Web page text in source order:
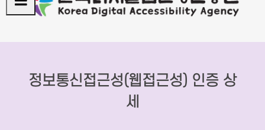
정보통신접근성(웹접근성) 인증 상
세